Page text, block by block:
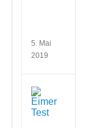
5. Mai
2019